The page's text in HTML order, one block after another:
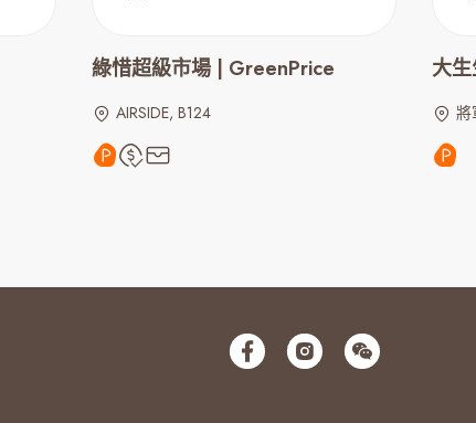
綠惜超級市場 | GreenPrice
AIRSIDE, B124
大
將